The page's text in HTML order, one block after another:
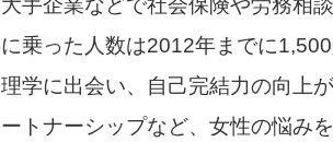
大手企業などで社会保険や労務相
に乗った人数は2012年までに
理学に出会い、自己完結力の向上
ートナーシップなど、女性の悩み